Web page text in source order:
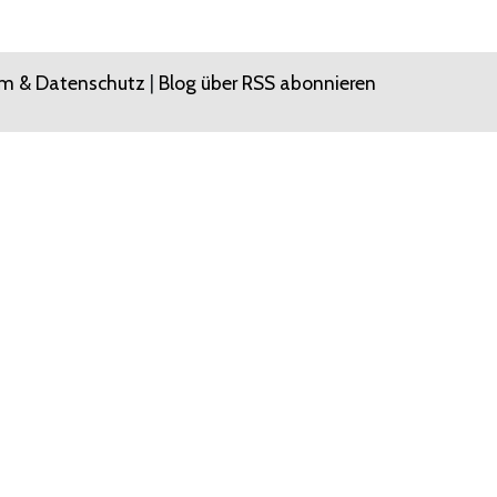
& Datenschutz Blog über RSS abonnieren